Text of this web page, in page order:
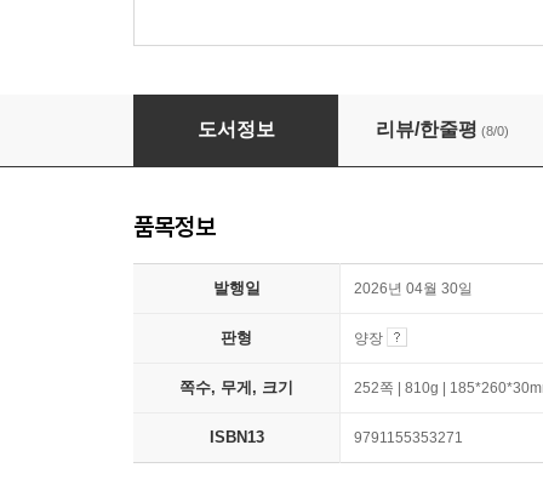
도서정보 리뷰/한줄평 (8/0)
품목정보
발행일 2026년 04월 30일
판형 양장
쪽수, 무게, 크기 252쪽 | 810g |
ISBN13 9791155353271